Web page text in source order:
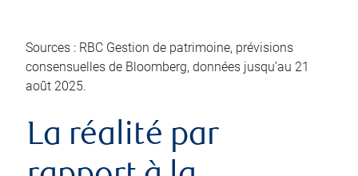
Sources : RBC Gestion de patrimoine, prévisions
consensuelles de Bloomberg, données jusqu’au 21
août 2025.
La réalité par